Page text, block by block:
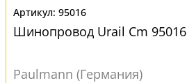
95016
Шинопровод Urail Cm 95016
Paulmann (Германия)